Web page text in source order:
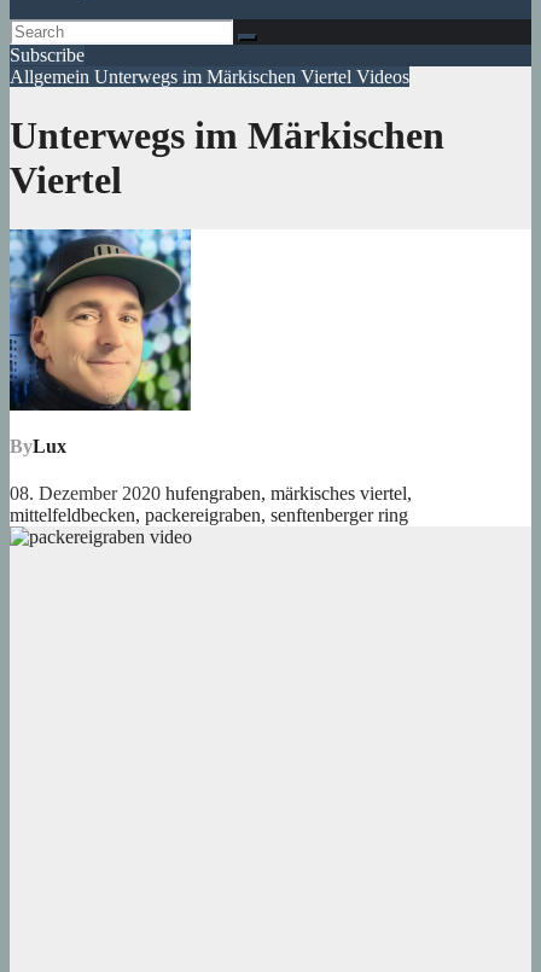
Subscribe
Allgemein Unterwegs im Märkischen Viertel Videos
Unterwegs im Märkischen
Viertel
ByLux
08. Dezember 2020 hufengraben, märkisches viertel,
mittelfeldbecken, packereigraben, senftenberger ring